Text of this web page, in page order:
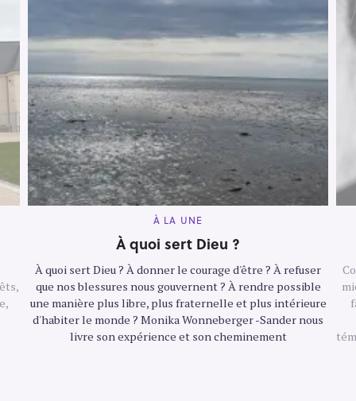
M
I
N
A
E
G
O
R
Y
À LA UNE
À quoi sert Dieu ?
À quoi sert Dieu ? À donner le courage d'être ? À refuser
que nos blessures nous gouvernent ? À rendre possible
une manière plus libre, plus fraternelle et plus intérieure
d'habiter le monde ? Monika Wonneberger -Sander nous
livre son expérience et son cheminement